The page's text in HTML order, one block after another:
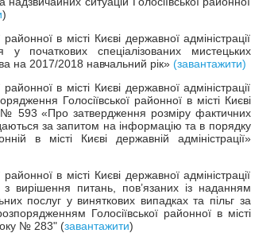
)
в місті Києві державної адміністрації
початкових спеціалізованих мистецьких
на 2017/2018 навчальний рік» (завантажити)
в місті Києві державної адміністрації
Голосіївської районної в місті Києві
№ 593 «Про затвердження розміру фактичних
за запитом на інформацію та в порядку
в місті Києві державній адміністрації»
в місті Києві державної адміністрації
питань, пов’язаних із наданням
послуг у виняткових випадках та пільг за
Голосіївської районної в місті
№ 283" (завантажити)